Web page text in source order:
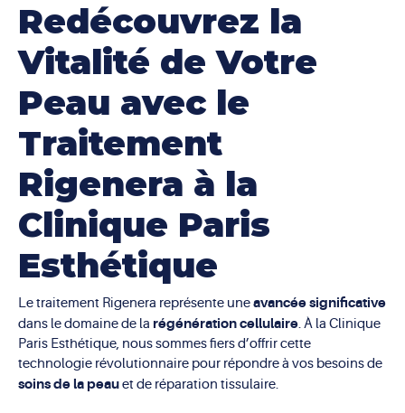
Redécouvrez la
Vitalité de Votre
Peau avec le
Traitement
Rigenera à la
Clinique Paris
Esthétique
Le traitement Rigenera représente uneavancée significative
dans le domaine de la régénération cellulaire. À la Clinique
Paris Esthétique, nous sommes fiers d’offrir cette
technologie révolutionnaire pour répondre à vos besoins de
soins de la peauet de réparation tissulaire.